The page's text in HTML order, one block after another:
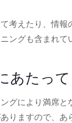
考えたり、情報
ングも含まれて
あたって
グにより満席と
りますので、あ